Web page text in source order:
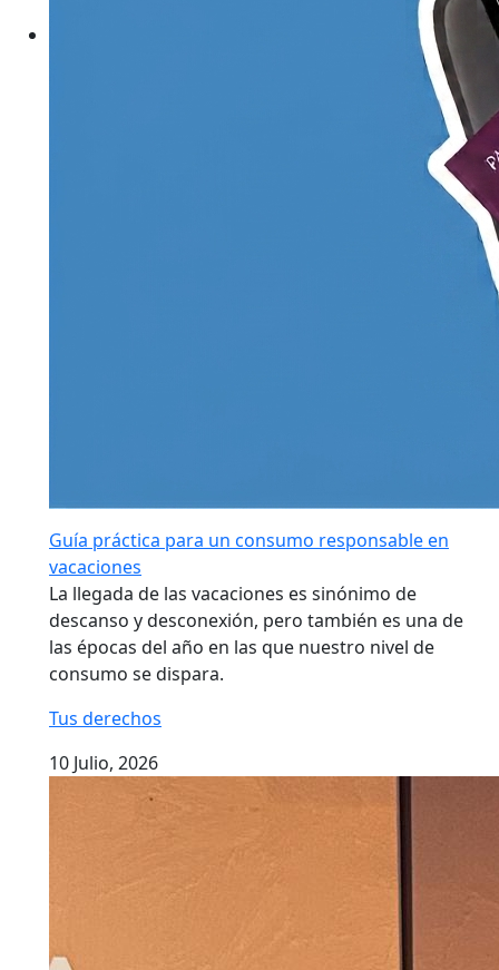
Guía práctica para un consumo responsable en
vacaciones
La llegada de las vacaciones es sinónimo de
descanso y desconexión, pero también es una de
las épocas del año en las que nuestro nivel de
consumo se dispara.
Tus derechos
10 Julio, 2026